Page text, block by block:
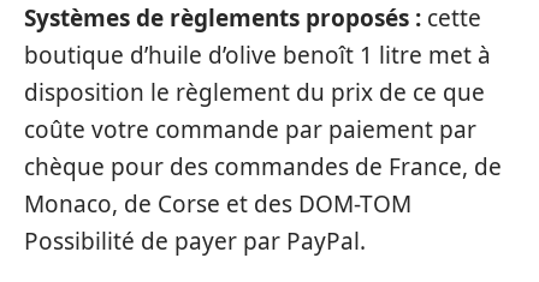
Systèmes de règlements proposés : cette
boutique d’huile d’olive benoît 1 litre met à
disposition le règlement du prix de ce que
coûte votre commande par paiement par
chèque pour des commandes de France, de
Monaco, de Corse et des DOM-TOM
Possibilité de payer par PayPal.